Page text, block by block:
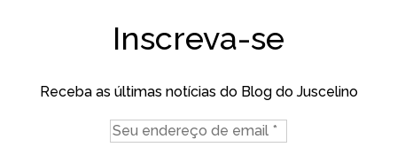
Inscreva-se
Receba as últimas notícias do Blog do Juscelino